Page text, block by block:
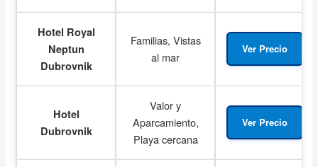
Hotel Royal
Neptun
Dubrovnik
Familias, Vistas
al mar
Ver Precio
Hotel
Dubrovnik
Valor y
Aparcamiento,
Playa cercana
Ver Precio